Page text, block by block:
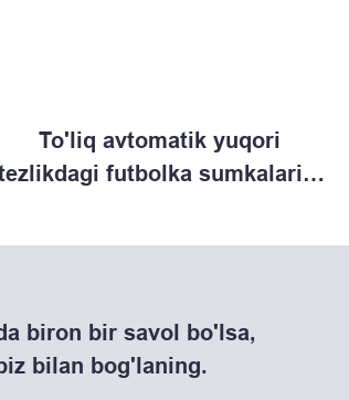
To'liq avtomatik yuqori
futbolka sumkalarini
biron bir savol bo'lsa,
bilan bog'laning.